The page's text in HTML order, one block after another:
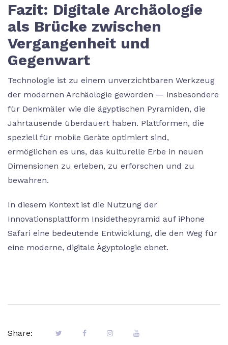
Fazit: Digitale Archäologie
als Brücke zwischen
Vergangenheit und
Gegenwart
Technologie ist zu einem unverzichtbaren Werkzeug
der modernen Archäologie geworden — insbesondere
für Denkmäler wie die ägyptischen Pyramiden, die
Jahrtausende überdauert haben. Plattformen, die
speziell für mobile Geräte optimiert sind,
ermöglichen es uns, das kulturelle Erbe in neuen
Dimensionen zu erleben, zu erforschen und zu
bewahren.
In diesem Kontext ist die Nutzung der
Innovationsplattform Insidethepyramid auf iPhone
Safari eine bedeutende Entwicklung, die den Weg für
eine moderne, digitale Ägyptologie ebnet.
Share: